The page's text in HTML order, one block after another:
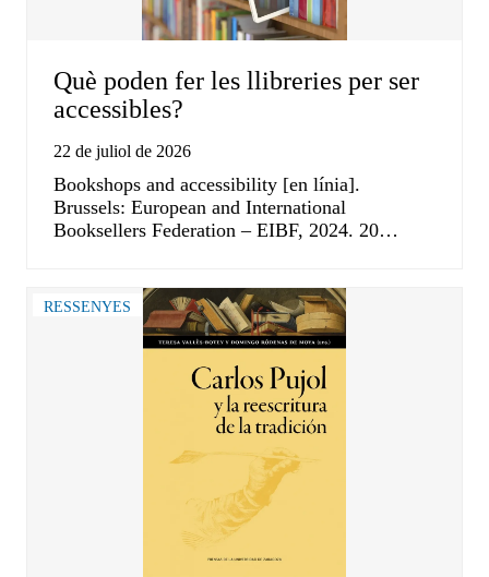
Què poden fer les llibreries per ser
accessibles?
22 de juliol de 2026
Bookshops and accessibility [en línia].
Brussels: European and International
Booksellers Federation – EIBF, 2024. 20…
RESSENYES